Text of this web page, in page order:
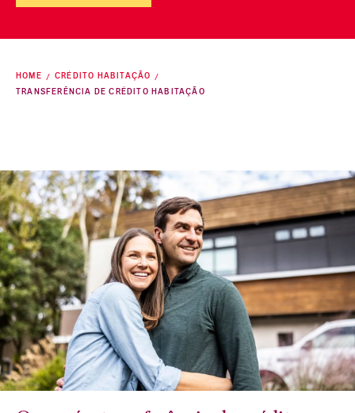
HOME
CRÉDITO HABITAÇÃO
TRANSFERÊNCIA DE CRÉDITO HABITAÇÃO